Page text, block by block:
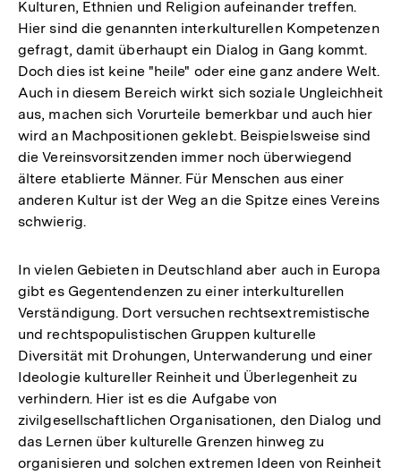
Kulturen, Ethnien und Religion aufeinander treffen.
Hier sind die genannten interkulturellen Kompetenzen
gefragt, damit überhaupt ein Dialog in Gang kommt.
Doch dies ist keine "heile" oder eine ganz andere Welt.
Auch in diesem Bereich wirkt sich soziale Ungleichheit
aus, machen sich Vorurteile bemerkbar und auch hier
wird an Machpositionen geklebt. Beispielsweise sind
die Vereinsvorsitzenden immer noch überwiegend
ältere etablierte Männer. Für Menschen aus einer
anderen Kultur ist der Weg an die Spitze eines Vereins
schwierig.
In vielen Gebieten in Deutschland aber auch in Europa
gibt es Gegentendenzen zu einer interkulturellen
Verständigung. Dort versuchen rechtsextremistische
und rechtspopulistischen Gruppen kulturelle
Diversität mit Drohungen, Unterwanderung und einer
Ideologie kultureller Reinheit und Überlegenheit zu
verhindern. Hier ist es die Aufgabe von
zivilgesellschaftlichen Organisationen, den Dialog und
das Lernen über kulturelle Grenzen hinweg zu
organisieren und solchen extremen Ideen von Reinheit